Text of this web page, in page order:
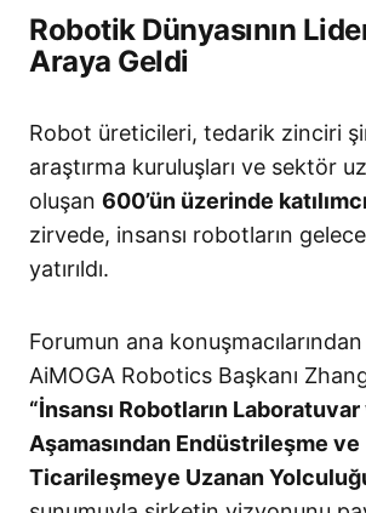
Robotik Dünyasının
Araya Geldi
Robot üreticileri, tedarik zinciri
araştırma kuruluşları ve sektör
oluşan 600’ün üzerinde
zirvede, insansı robotların
yatırıldı.
Forumun ana
AiMOGA Robotics Başkanı
“İnsansı Robotların
Aşamasından Endüstrileşme ve
Ticarileşmeye Uzanan